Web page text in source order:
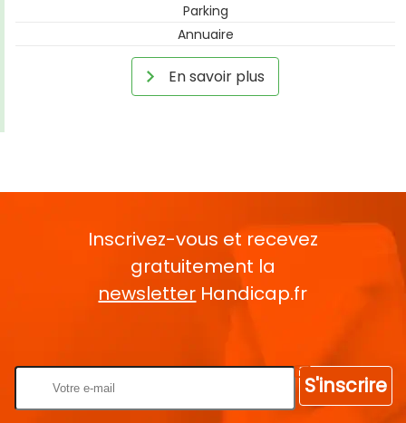
Parking
Annuaire
En savoir plus
Inscrivez-vous et recevez
gratuitement la
newsletter Handicap.fr
S'inscrire